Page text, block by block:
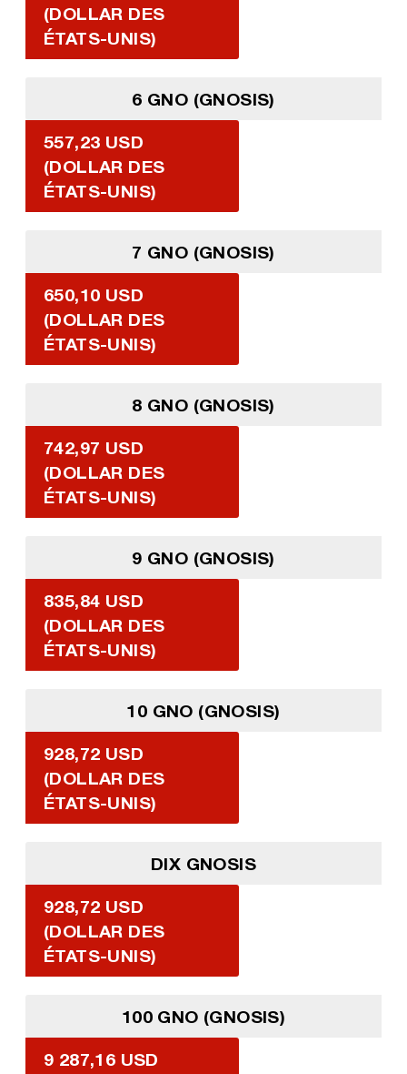
(DOLLAR DES
ÉTATS-UNIS)
6 GNO (GNOSIS)
557,23 USD
(DOLLAR DES
ÉTATS-UNIS)
7 GNO (GNOSIS)
650,10 USD
(DOLLAR DES
ÉTATS-UNIS)
8 GNO (GNOSIS)
742,97 USD
(DOLLAR DES
ÉTATS-UNIS)
9 GNO (GNOSIS)
835,84 USD
(DOLLAR DES
ÉTATS-UNIS)
10 GNO (GNOSIS)
928,72 USD
(DOLLAR DES
ÉTATS-UNIS)
DIX GNOSIS
928,72 USD
(DOLLAR DES
ÉTATS-UNIS)
100 GNO (GNOSIS)
9 287,16 USD